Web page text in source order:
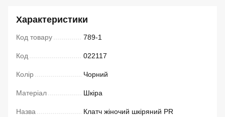
Характеристики
Код товару 789-1
Код 022117
Колір Чорний
Матеріал Шкіра
Назва Клатч жіночий шкіряний PR